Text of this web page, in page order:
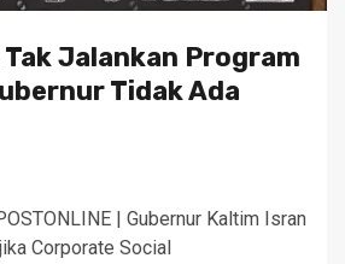
Jalankan Program
Tidak Ada
| Gubernur Kaltim Isran
Corporate Social